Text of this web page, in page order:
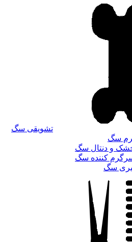
تشویقی سگ
سگ
و دنتال سگ
کننده سگ
سگ